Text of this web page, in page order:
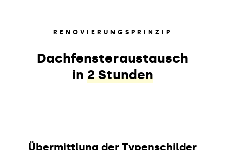
RENOVIERUNGSPRINZIP
Dachfensteraustausch
in 2 Stunden
Übermittlung der Typenschilder